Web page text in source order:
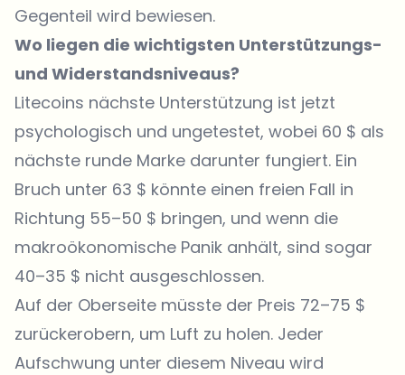
Gegenteil wird bewiesen.
Wo liegen die wichtigsten Unterstützungs-
und Widerstandsniveaus?
Litecoins nächste Unterstützung ist jetzt
psychologisch und ungetestet, wobei 60 $ als
nächste runde Marke darunter fungiert. Ein
Bruch unter 63 $ könnte einen freien Fall in
Richtung 55–50 $ bringen, und wenn die
makroökonomische Panik anhält, sind sogar
40–35 $ nicht ausgeschlossen.
Auf der Oberseite müsste der Preis 72–75 $
zurückerobern, um Luft zu holen. Jeder
Aufschwung unter diesem Niveau wird